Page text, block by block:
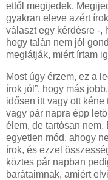
ettől megijedek.
gyakran eleve azért
választ egy kérdésre -,
hogy talán nem jól
meglátják, miért írtam
Most úgy érzem, ez a
írok jól”, hogy más
idősen itt vagy ott kéne
vagy pár napra épp
élem, de tartósan
egyetlen mód, ahogy
írok, és ezzel
köztes pár napban
barátaimnak, amiért